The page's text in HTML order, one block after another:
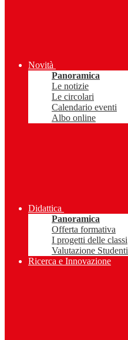
Novità
Panoramica
Le notizie
Le circolari
Calendario eventi
Albo online
Didattica
Panoramica
Offerta formativa
I progetti delle classi
Valutazione Studenti
Ricerca e Innovazione